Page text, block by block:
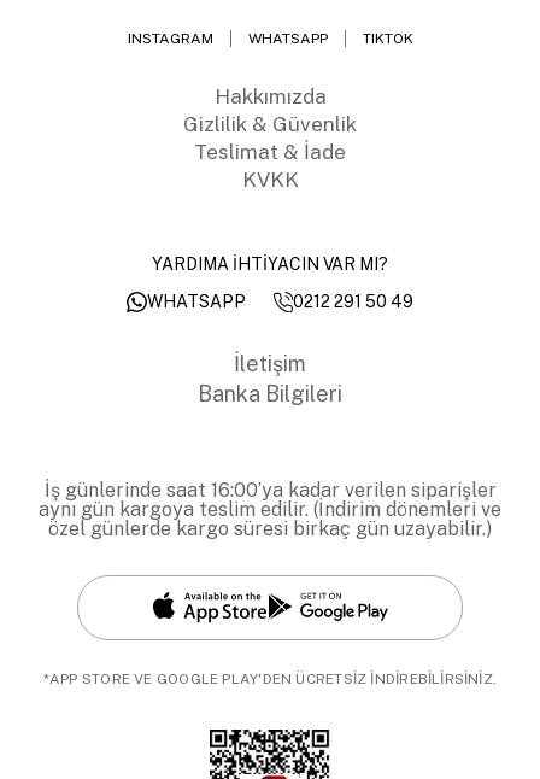
INSTAGRAM WHATSAPP TIKTOK
Hakkımızda
Gizlilik & Güvenlik
Teslimat & İade
KVKK
YARDIMA İHTİYACIN VAR MI?
WHATSAPP
0212 291 50 49
İletişim
Banka Bilgileri
İş günlerinde saat 16:00’ya kadar verilen siparişler
aynı gün kargoya teslim edilir. (İndirim dönemleri ve
özel günlerde kargo süresi birkaç gün uzayabilir.)
*APP STORE VE GOOGLE PLAY'DEN ÜCRETSİZ İNDİREBİLİRSİNİZ.